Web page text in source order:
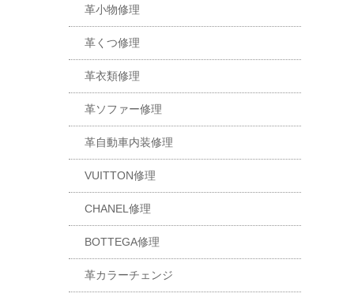
革小物修理
革くつ修理
革衣類修理
革ソファー修理
革自動車内装修理
VUITTON修理
CHANEL修理
BOTTEGA修理
革カラーチェンジ